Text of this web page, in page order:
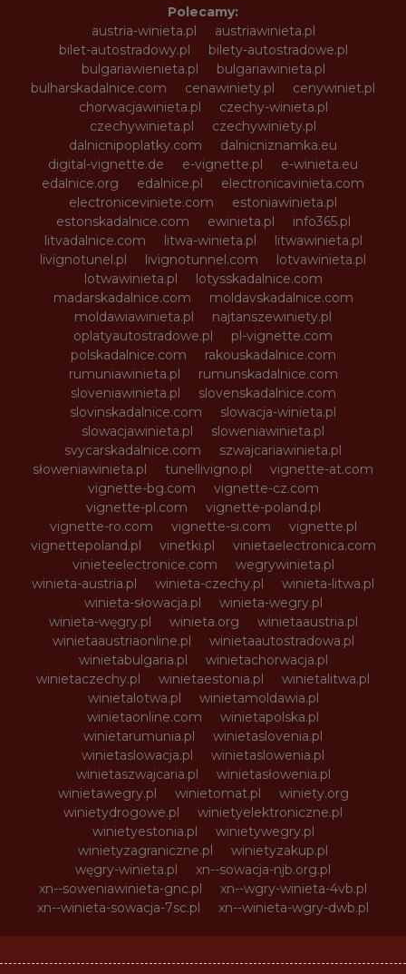
Polecamy:
austria-winieta.pl
austriawinieta.pl
bilet-autostradowy.pl
bilety-autostradowe.pl
bulgariawienieta.pl
bulgariawinieta.pl
bulharskadalnice.com
cenawiniety.pl
cenywiniet.pl
chorwacjawinieta.pl
czechy-winieta.pl
czechywinieta.pl
czechywiniety.pl
dalnicnipoplatky.com
dalnicniznamka.eu
digital-vignette.de
e-vignette.pl
e-winieta.eu
edalnice.org
edalnice.pl
electronicavinieta.com
electroniceviniete.com
estoniawinieta.pl
estonskadalnice.com
ewinieta.pl
info365.pl
litvadalnice.com
litwa-winieta.pl
litwawinieta.pl
livignotunel.pl
livignotunnel.com
lotvawinieta.pl
lotwawinieta.pl
lotysskadalnice.com
madarskadalnice.com
moldavskadalnice.com
moldawiawinieta.pl
najtanszewiniety.pl
oplatyautostradowe.pl
pl-vignette.com
polskadalnice.com
rakouskadalnice.com
rumuniawinieta.pl
rumunskadalnice.com
sloveniawinieta.pl
slovenskadalnice.com
slovinskadalnice.com
slowacja-winieta.pl
slowacjawinieta.pl
sloweniawinieta.pl
svycarskadalnice.com
szwajcariawinieta.pl
słoweniawinieta.pl
tunellivigno.pl
vignette-at.com
vignette-bg.com
vignette-cz.com
vignette-pl.com
vignette-poland.pl
vignette-ro.com
vignette-si.com
vignette.pl
vignettepoland.pl
vinetki.pl
vinietaelectronica.com
vinieteelectronice.com
wegrywinieta.pl
winieta-austria.pl
winieta-czechy.pl
winieta-litwa.pl
winieta-słowacja.pl
winieta-wegry.pl
winieta-węgry.pl
winieta.org
winietaaustria.pl
winietaaustriaonline.pl
winietaautostradowa.pl
winietabulgaria.pl
winietachorwacja.pl
winietaczechy.pl
winietaestonia.pl
winietalitwa.pl
winietalotwa.pl
winietamoldawia.pl
winietaonline.com
winietapolska.pl
winietarumunia.pl
winietaslovenia.pl
winietaslowacja.pl
winietaslowenia.pl
winietaszwajcaria.pl
winietasłowenia.pl
winietawegry.pl
winietomat.pl
winiety.org
winietydrogowe.pl
winietyelektroniczne.pl
winietyestonia.pl
winietywegry.pl
winietyzagraniczne.pl
winietyzakup.pl
węgry-winieta.pl
xn--sowacja-njb.org.pl
xn--soweniawinieta-gnc.pl
xn--wgry-winieta-4vb.pl
xn--winieta-sowacja-7sc.pl
xn--winieta-wgry-dwb.pl